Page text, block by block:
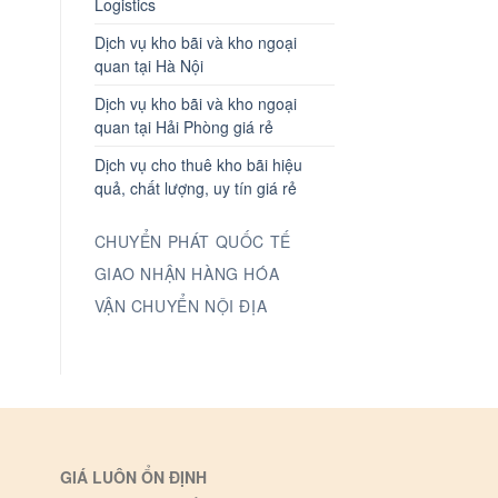
Dịch vụ kho bãi và kho ngoại
quan tại Hà Nội
Dịch vụ kho bãi và kho ngoại
quan tại Hải Phòng giá rẻ
Dịch vụ cho thuê kho bãi hiệu
quả, chất lượng, uy tín giá rẻ
CHUYỂN PHÁT QUỐC TẾ
GIAO NHẬN HÀNG HÓA
VẬN CHUYỂN NỘI ĐỊA
GIÁ LUÔN ỔN ĐỊNH